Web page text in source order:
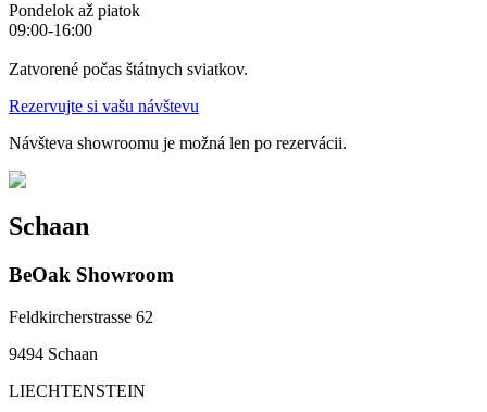
Pondelok až piatok
09:00-16:00
Zatvorené počas štátnych sviatkov.
Rezervujte si vašu návštevu
Návšteva showroomu je možná len po rezervácii.
Schaan
BeOak Showroom
Feldkircherstrasse 62
9494 Schaan
LIECHTENSTEIN